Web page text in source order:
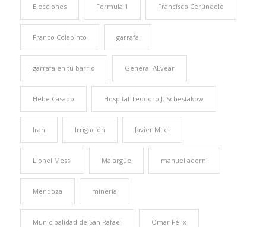
Elecciones Formula 1 Francisco Cerúndolo
Franco Colapinto garrafa
garrafa en tu barrio General ALvear
Hebe Casado Hospital Teodoro J. Schestakow
Iran Irrigación Javier Milei
Lionel Messi Malargüe manuel adorni
Mendoza minería
Municipalidad de San Rafael Omar Félix